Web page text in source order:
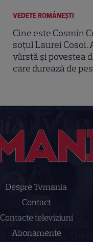
VEDETE ROMÂNEŞTI
Cine este Cosmin
soțul Laurei Cosoi.
vârstă și povestea
care durează de
Despre Tvmania
Contact
Contacte televiziuni
Abonamente